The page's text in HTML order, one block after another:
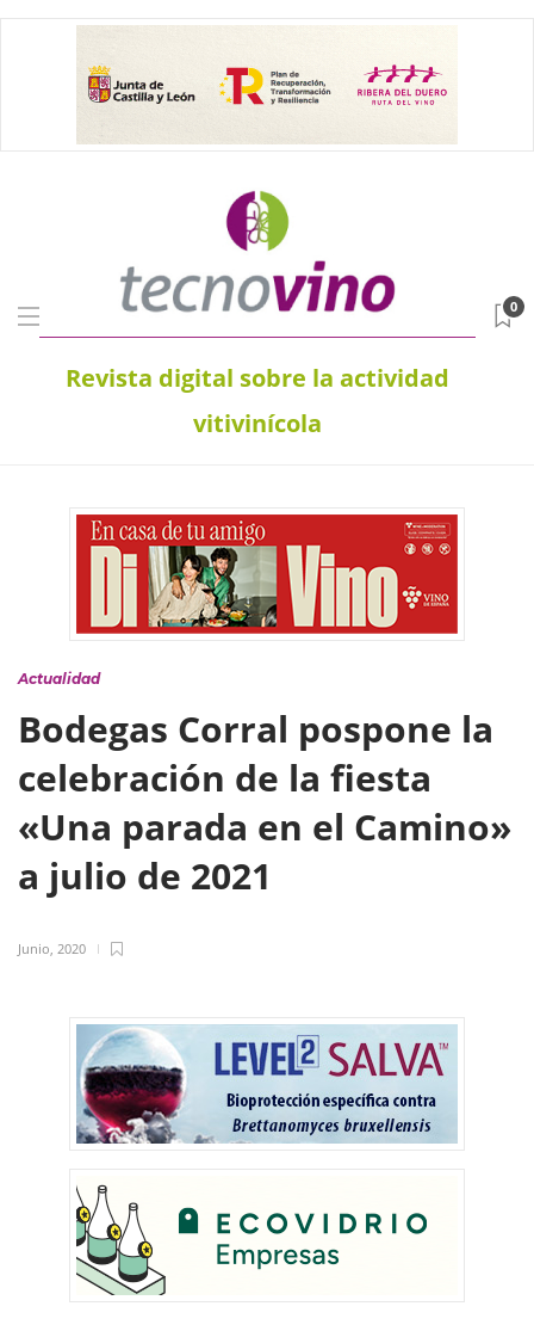
Revista digital sobre la actividad
vitivinícola
0
Actualidad
Bodegas Corral pospone la
celebración de la fiesta
«Una parada en el Camino»
a julio de 2021
Junio, 2020